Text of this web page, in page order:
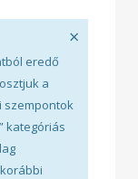
eredő
a
szempontok
kategóriás
×